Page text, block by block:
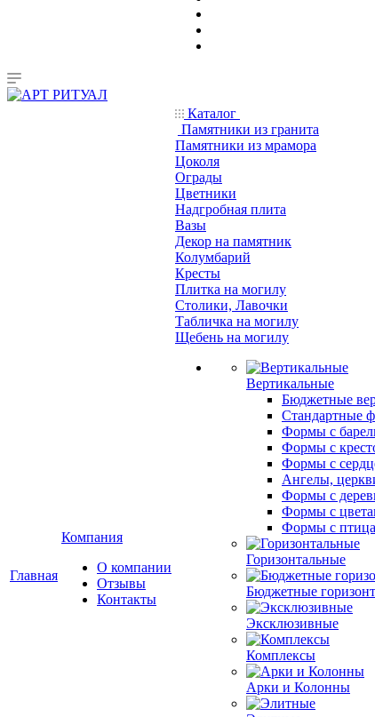
Главная
Компания
О компании
Отзывы
Контакты
Каталог
Памятники из гранита
Памятники из мрамора
Цоколя
Ограды
Цветники
Надгробная плита
Вазы
Декор на памятник
Колумбарий
Кресты
Плитка на могилу
Столики, Лавочки
Табличка на могилу
Щебень на могилу
Вертикальные
Бюджетные
Стандартные
Формы с
Формы с
Формы с
Ангелы,
Формы с
Формы с
Формы с
Горизонтальные
Бюджетные
Эксклюзивные
Комплексы
Арки и Колонны